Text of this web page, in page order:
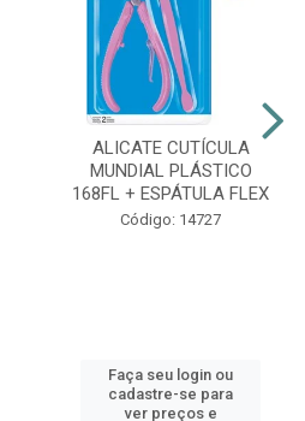
ALICATE CUTÍCULA
MUNDIAL PLÁSTICO
168FL + ESPÁTULA FLEX
Código: 14727
Faça seu login ou
cadastre-se para
ver preços e